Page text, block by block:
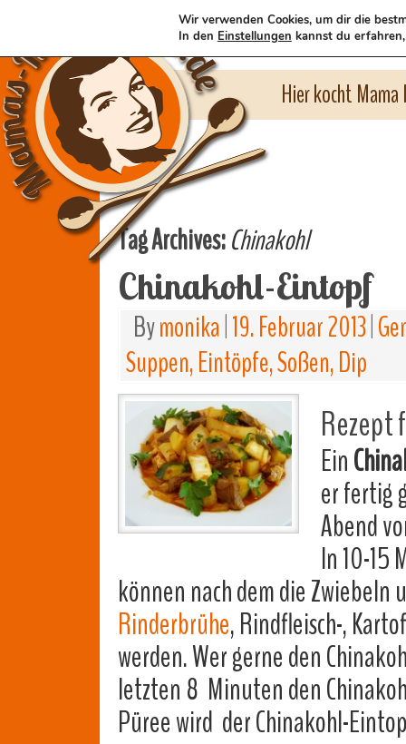
Hier kocht
Tag Archives:Chinakohl
Chinakohl-Eintopf
Bymonika 19. Februar 2013
Suppen, Eintöpfe, Soßen, Dip
Ein
er fertig
Abend
In 10-15
können nach dem die
Rinderbrühe, Rindfleisch-,
werden. Wer gerne den
letzten 8 Minuten den
Püree wird der Chinakohl-
Wir verwenden Cookies, um dir die
In den Einstellungen kannst du